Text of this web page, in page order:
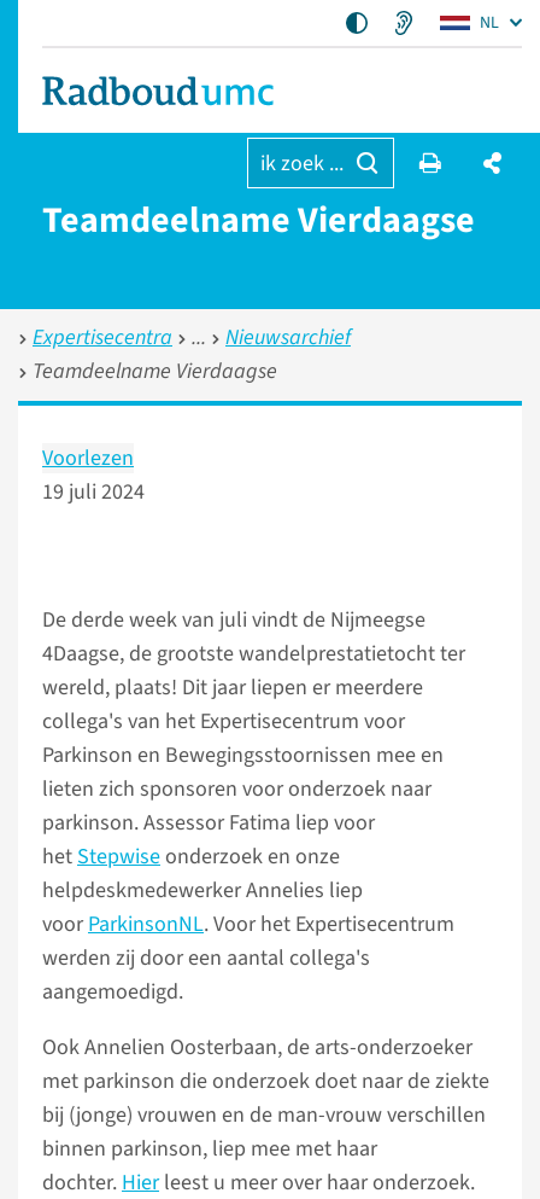
NL
ik zoek ...
Teamdeelname Vierdaagse
Expertisecentra
Nieuwsarchief
Teamdeelname Vierdaagse
Voorlezen
19 juli 2024
De derde week van juli vindt de Nijmeegse
4Daagse, de grootste wandelprestatietocht ter
wereld, plaats! Dit jaar liepen er meerdere
collega's van het Expertisecentrum voor
Parkinson en Bewegingsstoornissen mee en
lieten zich sponsoren voor onderzoek naar
parkinson. Assessor Fatima liep voor
hetStepwiseonderzoek en onze
helpdeskmedewerker Annelies liep
voorParkinsonNL. Voor het Expertisecentrum
werden zij door een aantal collega's
aangemoedigd.
Ook Annelien Oosterbaan, de arts-onderzoeker
met parkinson die onderzoek doet naar de ziekte
bij (jonge) vrouwen en de man-vrouw verschillen
binnen parkinson, liep mee met haar
dochter.Hierleest u meer over haar onderzoek.